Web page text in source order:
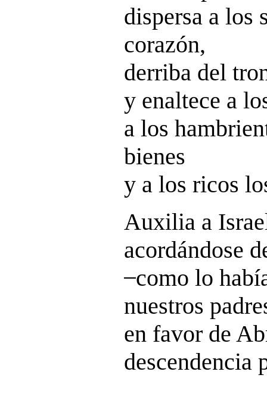
dispersa a los
corazón,
derriba del
y enaltece a
a los
bienes
y a los ricos
Auxilia a
acordándose
como lo
nuestros
en favor de
descendencia